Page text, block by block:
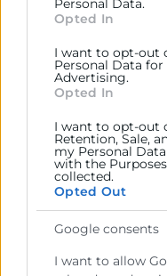
section.Opted In
I want to opt-out
Personal Data
Advertising.
Opted In
I want to opt-out
Retention, Sale,
my Personal
with the
collected.
Opted Out
Google consents
I want to allow
Tics i Digitalització
Màrqueting i
Aprendizaje y
en WordPress
Inscripció